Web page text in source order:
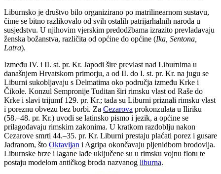
Liburnsko je društvo bilo organizirano po matrilinearnom sustavu,
čime se bitno razlikovalo od svih ostalih patrijarhalnih naroda u
susjedstvu. U njihovim vjerskim predodžbama izrazito prevladavaju
ženska božanstva, različita od općine do općine (Ika, Sentona,
Latra).
Između IV. i II. st. pr. Kr. Japodi šire prevlast nad Liburnima u
današnjem Hrvatskom primorju, a od II. do I. st. pr. Kr. na jugu se
Liburni sukobljavaju s Delmatima oko područja između Krke i
Čikole. Konzul Sempronije Tuditan širi rimsku vlast od Raše do
Krke i slavi trijumf 129. pr. Kr.; tada su Liburni priznali rimsku vlast
i poreznu obvezu bez borbi. Za Cezarova prokonzulata u Iliriku
(58.–48. pr. Kr.) uvodi se latinsko pismo i jezik, a općine se
prilagođavaju rimskim zakonima. U kratkom razdoblju nakon
Cezarove smrti 44.–35. pr. Kr. Liburni prestaju plaćati porez i gusare
Jadranom, što Oktavijan i Agripa okončavaju pljenidbom brodovlja.
Liburnske brze i lagane lađe uključene su u rimsku vojnu flotu te
postaju modelom antičkog broda nazvanog liburna.